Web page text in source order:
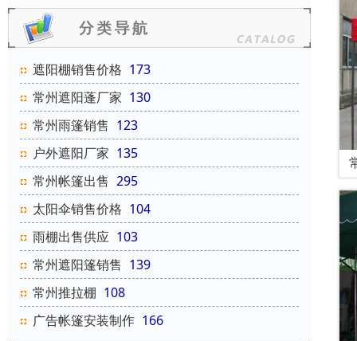
遮阳棚销售价格 173
常州遮阳蓬厂家 130
常州雨篷销售 123
户外遮阳厂家 135
常州帐篷出售 295
太阳伞销售价格 104
雨棚出售供应 103
常州遮阳篷销售 139
常州推拉棚 108
广告帐篷安装制作 166